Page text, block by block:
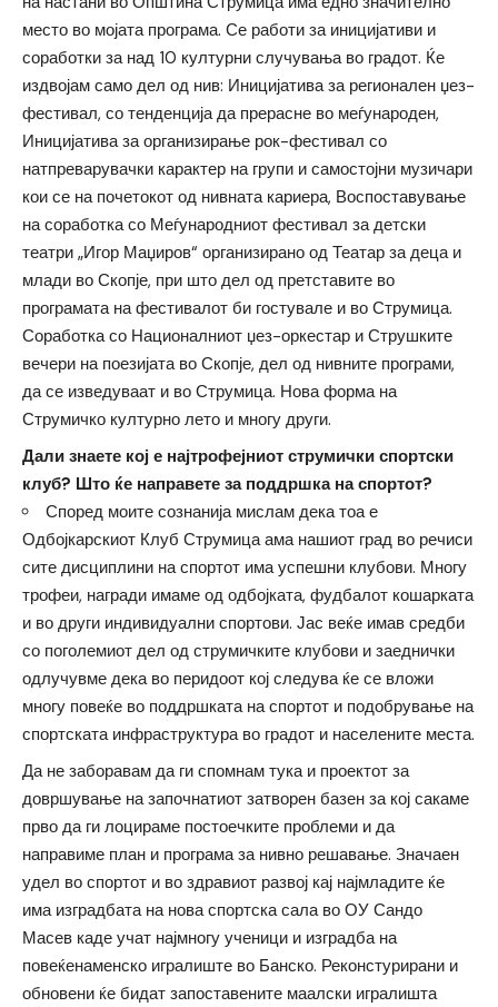
место во мојата програма. Се работи за иницијативи и
соработки за над 10 културни случувања во градот. Ќе
издвојам само дел од нив: Иницијатива за регионален џез-
фестивал, со тенденција да прерасне во меѓународен,
Иницијатива за организирање рок-фестивал со
натпреварувачки карактер на групи и самостојни музичари
кои се на почетокот од нивната кариера, Воспоставување
на соработка со Меѓународниот фестивал за детски
театри „Игор Маџиров“ организирано од Театар за деца и
млади во Скопје, при што дел од претставите во
програмата на фестивалот би гостувале и во Струмица.
Соработка со Националниот џез-оркестар и Струшките
вечери на поезијата во Скопје, дел од нивните програми,
да се изведуваат и во Струмица. Нова форма на
Струмичко културно лето и многу други.
Дали знаете кој е најтрофејниот струмички спортски
клуб? Што ќе направете за поддршка на спортот?
Според моите сознанија мислам дека тоа е
Одбојкарскиот Клуб Струмица ама нашиот град во речиси
сите дисциплини на спортот има успешни клубови. Многу
трофеи, награди имаме од одбојката, фудбалот кошарката
и во други индивидуални спортови. Јас веќе имав средби
со поголемиот дел од струмичките клубови и заеднички
одлучувме дека во перидоот кој следува ќе се вложи
многу повеќе во поддршката на спортот и подобрување на
спортската инфраструктура во градот и населените места.
Да не заборавам да ги спомнам тука и проектот за
довршување на започнатиот затворен базен за кој сакаме
прво да ги лоцираме постоечките проблеми и да
направиме план и програма за нивно решавање. Значаен
удел во спортот и во здравиот развој кај најмладите ќе
има изградбата на нова спортска сала во ОУ Сандо
Масев каде учат најмногу ученици и изградба на
повеќенаменско игралиште во Банско. Реконстурирани и
обновени ќе бидат запоставените маалски игралишта